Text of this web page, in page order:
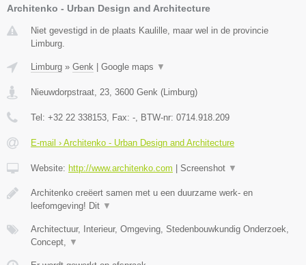
Architenko - Urban Design and Architecture
Niet gevestigd in de plaats Kaulille, maar wel in de provincie
Limburg.
Limburg » Genk Google maps ▼
Nieuwdorpstraat, 23 3600 Genk ( Limburg)
Tel: +32 22 338153 , Fax: - , BTW-nr: 0714.918.209
E-mail › Architenko - Urban Design and Architecture
Website: http://www.architenko.com Screenshot ▼
Architenko creëert samen met u een duurzame werk- en
leefomgeving! Dit ▼
Architectuur, Interieur, Omgeving, Stedenbouwkundig Onderzoek,
Concept,
▼